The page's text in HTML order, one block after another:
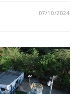
07/10/2024